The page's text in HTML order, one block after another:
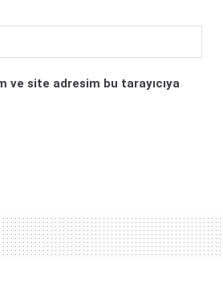
ve site adresim bu tarayıcıya